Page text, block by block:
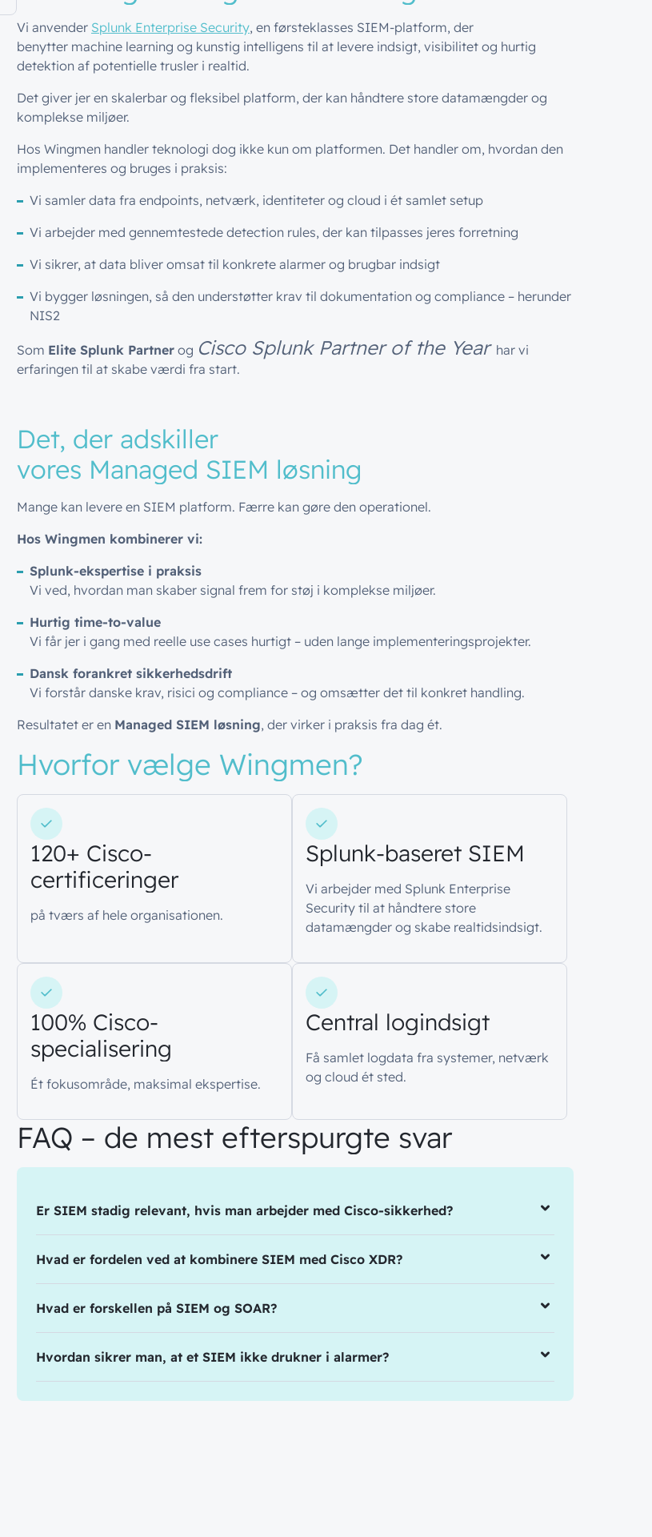
Vi anvender Splunk Enterprise Security, en førsteklasses SIEM-platform, der
benytter machine learning og kunstig intelligens til at levere indsigt, visibilitet og hurtig
detektion af potentielle trusler i realtid.
Det giver jer en skalerbar og fleksibel platform, der kan håndtere store datamængder og
komplekse miljøer.
Hos Wingmen handler teknologi dog ikke kun om platformen. Det handler om, hvordan den
implementeres og bruges i praksis:
Vi samler data fra endpoints, netværk, identiteter og cloud i ét samlet setup
Vi arbejder med gennemtestede detection rules, der kan tilpasses jeres forretning
Vi sikrer, at data bliver omsat til konkrete alarmer og brugbar indsigt
Vi bygger løsningen, så den understøtter krav til dokumentation og compliance – herunder
NIS2
Som Elite Splunk Partner og Cisco Splunk Partner of the Yearhar vi
erfaringen til at skabe værdi fra start.
Det, der adskiller
vores Managed SIEM løsning
Mange kan levere en SIEM platform. Færre kan gøre den operationel.
Hos Wingmen kombinerer vi:
Splunk-ekspertise i praksis
Vi ved, hvordan man skaber signal frem for støj i komplekse miljøer.
Hurtig time-to-value
Vi får jer i gang med reelle use cases hurtigt – uden lange implementeringsprojekter.
Dansk forankret sikkerhedsdrift
Vi forstår danske krav, risici og compliance – og omsætter det til konkret handling.
Resultatet er en Managed SIEM løsning, der virker i praksis fra dag ét.
Hvorfor vælge Wingmen?
120+ Cisco-
certificeringer
på tværs af hele organisationen.
Splunk-baseret SIEM
Vi arbejder med Splunk Enterprise
Security til at håndtere store
datamængder og skabe realtidsindsigt.
100% Cisco-
specialisering
Ét fokusområde, maksimal ekspertise.
Central logindsigt
Få samlet logdata fra systemer, netværk
og cloud ét sted.
FAQ – de mest efterspurgte svar
Er SIEM stadig relevant, hvis man arbejder med Cisco-sikkerhed?
Hvad er fordelen ved at kombinere SIEM med Cisco XDR?
Hvad er forskellen på SIEM og SOAR?
Hvordan sikrer man, at et SIEM ikke drukner i alarmer?